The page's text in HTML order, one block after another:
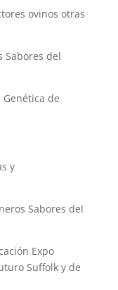
ovinos otras
Sabores del
Genética de
y
Sabores del
Expo
Suffolk y de